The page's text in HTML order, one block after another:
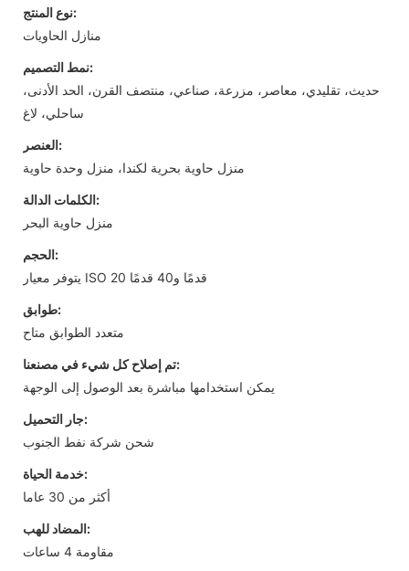
نوع المنتج:
منازل الحاويات
نمط التصميم:
حديث، تقليدي، معاصر، مزرعة، صناعي، منتصف القرن، الحد الأدنى،
ساحلي، لاغ
العنصر:
منزل حاوية بحرية لكندا، منزل وحدة حاوية
الكلمات الدالة:
منزل حاوية البحر
الحجم:
يتوفر معيار ISO 20 قدمًا و40 قدمًا
طوابق:
متعدد الطوابق متاح
تم إصلاح كل شيء في مصنعنا:
يمكن استخدامها مباشرة بعد الوصول إلى الوجهة
جار التحميل:
شحن شركة نفط الجنوب
خدمة الحياة:
أكثر من 30 عاما
المضاد للهب:
مقاومة 4 ساعات